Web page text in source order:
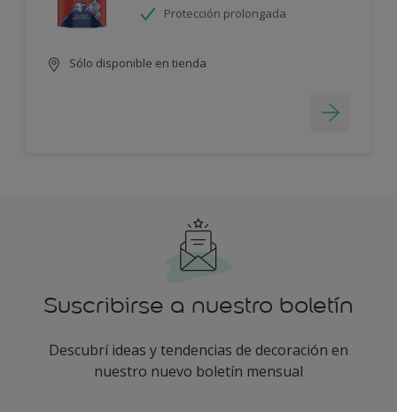
Protección prolongada
Sólo disponible en tienda
Suscribirse a nuestro boletín
Descubrí ideas y tendencias de decoración en
nuestro nuevo boletín mensual